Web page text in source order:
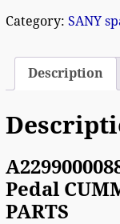
Category: SANY
Description
Pedal
PARTS